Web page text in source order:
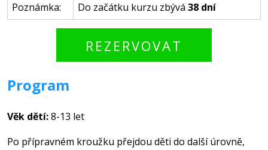
Poznámka:
Do začátku kurzu zbývá 38 dní
Program
Věk dětí:8-13 let
Po přípravném kroužku přejdou děti do další úrovně,